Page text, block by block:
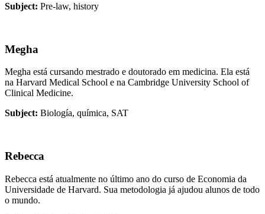
Subject: Pre-law, history
Megha
Megha está cursando mestrado e doutorado em medicina. Ela está
na Harvard Medical School e na Cambridge University School of
Clinical Medicine.
Subject: Biología, química, SAT
Rebecca
Rebecca está atualmente no último ano do curso de Economia da
Universidade de Harvard. Sua metodologia já ajudou alunos de todo
o mundo.